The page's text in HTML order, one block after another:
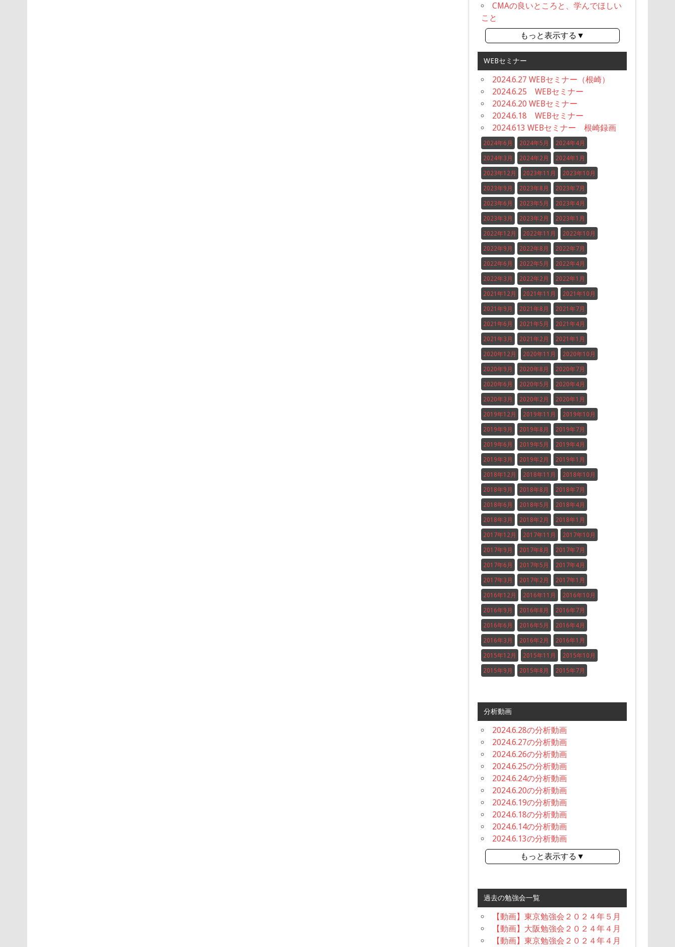
CMAの良いところと、学んでほしい
こと
もっと表示する▼
WEBセミナー
2024.6.27 WEBセミナー（根崎）
2024.6.25 WEBセミナー
2024.6.20 WEBセミナー
2024.6.18 WEBセミナー
2024.613 WEBセミナー 根崎録画
2024年6月 2024年5月 2024年4月
2024年3月 2024年2月 2024年1月
2023年12月 2023年11月 2023年10月
2023年9月 2023年8月 2023年7月
2023年6月 2023年5月 2023年4月
2023年3月 2023年2月 2023年1月
2022年12月 2022年11月 2022年10月
2022年9月 2022年8月 2022年7月
2022年6月 2022年5月 2022年4月
2022年3月 2022年2月 2022年1月
2021年12月 2021年11月 2021年10月
2021年9月 2021年8月 2021年7月
2021年6月 2021年5月 2021年4月
2021年3月 2021年2月 2021年1月
2020年12月 2020年11月 2020年10月
2020年9月 2020年8月 2020年7月
2020年6月 2020年5月 2020年4月
2020年3月 2020年2月 2020年1月
2019年12月 2019年11月 2019年10月
2019年9月 2019年8月 2019年7月
2019年6月 2019年5月 2019年4月
2019年3月 2019年2月 2019年1月
2018年12月 2018年11月 2018年10月
2018年9月 2018年8月 2018年7月
2018年6月 2018年5月 2018年4月
2018年3月 2018年2月 2018年1月
2017年12月 2017年11月 2017年10月
2017年9月 2017年8月 2017年7月
2017年6月 2017年5月 2017年4月
2017年3月 2017年2月 2017年1月
2016年12月 2016年11月 2016年10月
2016年9月 2016年8月 2016年7月
2016年6月 2016年5月 2016年4月
2016年3月 2016年2月 2016年1月
2015年12月 2015年11月 2015年10月
2015年9月 2015年8月 2015年7月
分析動画
2024.6.28の分析動画
2024.6.27の分析動画
2024.6.26の分析動画
2024.6.25の分析動画
2024.6.24の分析動画
2024.6.20の分析動画
2024.6.19の分析動画
2024.6.18の分析動画
2024.6.14の分析動画
2024.6.13の分析動画
もっと表示する▼
過去の勉強会一覧
【動画】東京勉強会２０２４年５月
【動画】大阪勉強会２０２４年４月
【動画】東京勉強会２０２４年４月